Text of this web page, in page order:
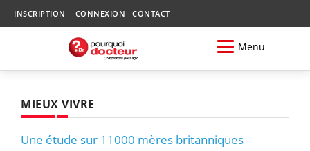
INSCRIPTION CONNEXION CONTACT
Menu
MIEUX VIVRE
Une étude sur 11000 mères britanniques